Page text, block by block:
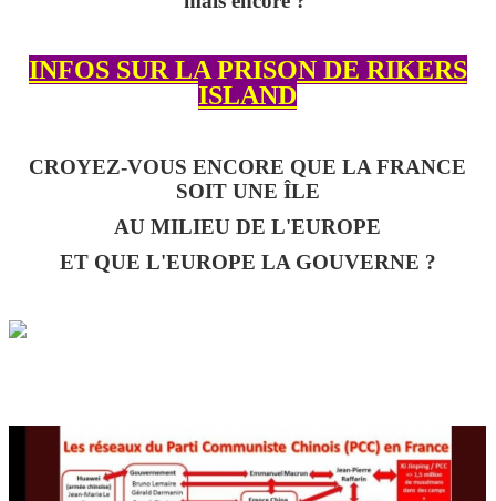
INFOS SUR LA PRISON DE RIKERS
ISLAND
CROYEZ-VOUS ENCORE QUE LA FRANCE
SOIT UNE ÎLE
AU MILIEU DE L'EUROPE
ET QUE L'EUROPE LA GOUVERNE ?